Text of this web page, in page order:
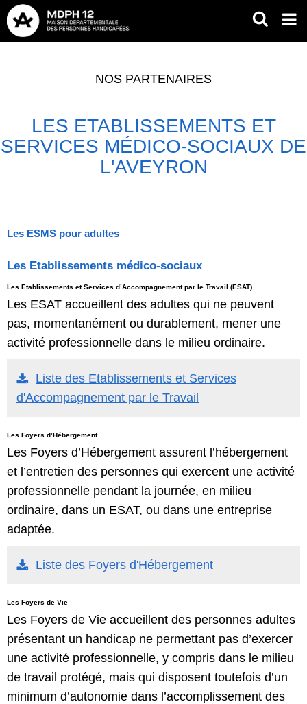
Aller
au
NOS PARTENAIRES
LES ETABLISSEMENTS ET
SERVICES MÉDICO-SOCIAUX DE
L'AVEYRON
Les ESMS pour adultes
Les Etablissements médico-sociaux
Les Etablissements et Services d’Accompagnement par le Travail (ESAT)
Les ESAT accueillent des adultes qui ne peuvent
pas, momentanément ou durablement, mener une
activité professionnelle dans le milieu ordinaire.
Liste des Etablissements et Services
d'Accompagnement par le Travail
Les Foyers d’Hébergement
Les Foyers d’Hébergement assurent l’hébergement
et l’entretien des personnes qui exercent une activité
professionnelle pendant la journée, en milieu
ordinaire, dans un ESAT, ou dans une entreprise
adaptée.
Liste des Foyers d'Hébergement
Les Foyers de Vie
Les Foyers de Vie accueillent des personnes adultes
présentant un handicap ne permettant pas d’exercer
une activité professionnelle, y compris dans le milieu
de travail protégé, mais qui disposent toutefois d’un
minimum d’autonomie dans l’accomplissement des